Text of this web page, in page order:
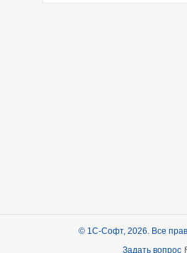
© 1С-Софт, 2026. Все
Задать вопрос